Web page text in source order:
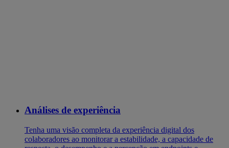
Análises de experiência
Tenha uma visão completa da experiência digital dos
colaboradores ao monitorar a estabilidade, a capacidade de